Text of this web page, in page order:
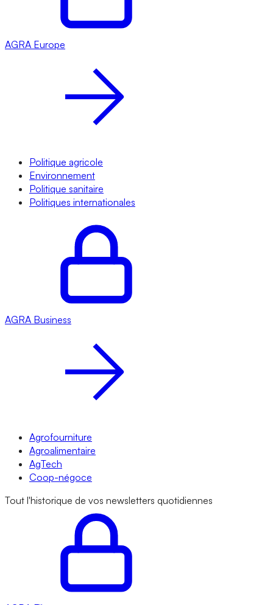
AGRA Europe
Politique agricole
Environnement
Politique sanitaire
Politiques internationales
AGRA Business
Agrofourniture
Agroalimentaire
AgTech
Coop-négoce
Tout l'historique de vos newsletters quotidiennes